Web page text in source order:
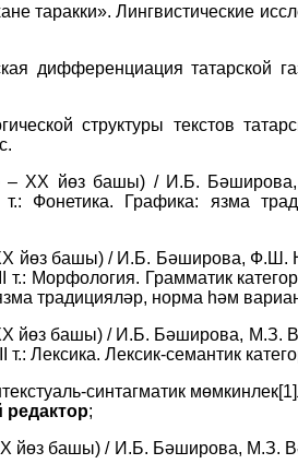
таракки». Лингвистические
дифференциация татарской
структуры текстов
– XX йөз башы) / И.Б.
Фонетика. Графика: язма
йөз башы) / И.Б. Бәширова,
Морфология. Грамматик
традицияләр, норма һәм
йөз башы) / И.Б. Бәширова, М.З.
Лексика. Лексик-семантик
синтагматик мөмкинлек[1]
редактор;
йөз башы) / И.Б. Бәширова, М.З.